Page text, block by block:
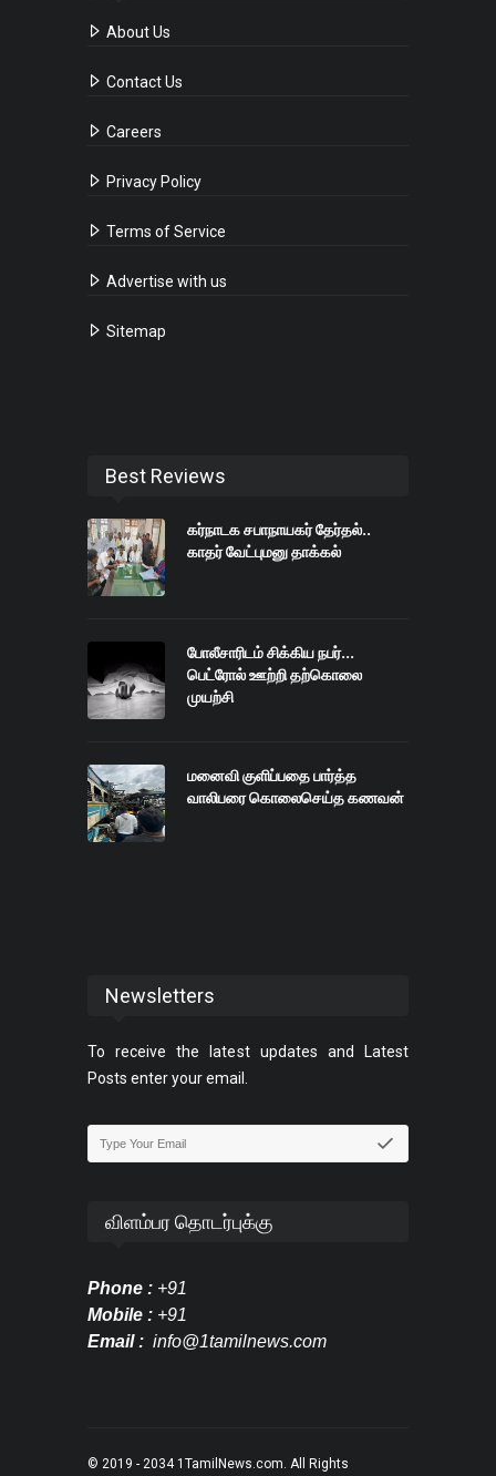
About Us
Contact Us
Careers
Privacy Policy
Terms of Service
Advertise with us
Sitemap
Best Reviews
கர்நாடக சபாநாயகர் தேர்தல்..
காதர் வேட்புமனு தாக்கல்
போலீசாரிடம் சிக்கிய நபர்...
பெட்ரோல் ஊற்றி தற்கொலை
முயற்சி
மனைவி குளிப்பதை பார்த்த
வாலிபரை கொலைசெய்த கணவன்
Newsletters
To receive the latest updates and Latest
Posts enter your email.
விளம்பர தொடர்புக்கு
Phone : +91
Mobile : +91
Email : info@1tamilnews.com
© 2019 - 2034 1TamilNews.com. All Rights